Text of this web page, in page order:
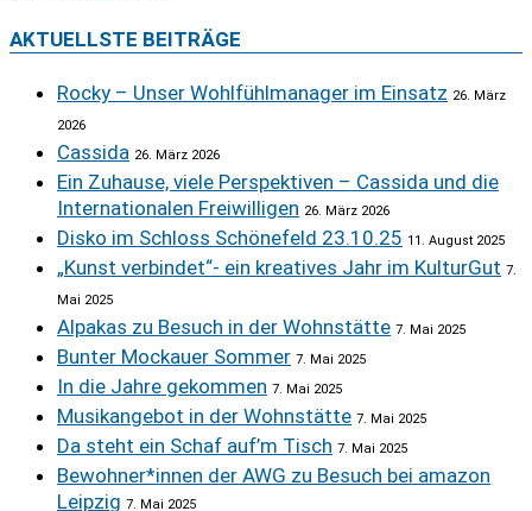
AKTUELLSTE BEITRÄGE
Rocky – Unser Wohlfühlmanager im Einsatz 26. März
2026
Cassida 26. März 2026
Ein Zuhause, viele Perspektiven – Cassida und die
Internationalen Freiwilligen 26. März 2026
Disko im Schloss Schönefeld 23.10.25 11. August 2025
„Kunst verbindet“- ein kreatives Jahr im KulturGut 7.
Mai 2025
Alpakas zu Besuch in der Wohnstätte 7. Mai 2025
Bunter Mockauer Sommer 7. Mai 2025
In die Jahre gekommen 7. Mai 2025
Musikangebot in der Wohnstätte 7. Mai 2025
Da steht ein Schaf auf’m Tisch 7. Mai 2025
Bewohner*innen der AWG zu Besuch bei amazon
Leipzig 7. Mai 2025